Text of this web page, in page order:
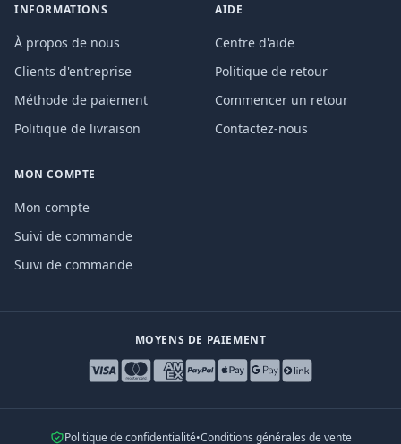
INFORMATIONS
À propos de nous
Clients d'entreprise
Méthode de paiement
Politique de livraison
AIDE
Centre d'aide
Politique de retour
Commencer un retour
Contactez-nous
MON COMPTE
Mon compte
Suivi de commande
Suivi de commande
MOYENS DE PAIEMENT
Politique de confidentialité•Conditions générales de vente